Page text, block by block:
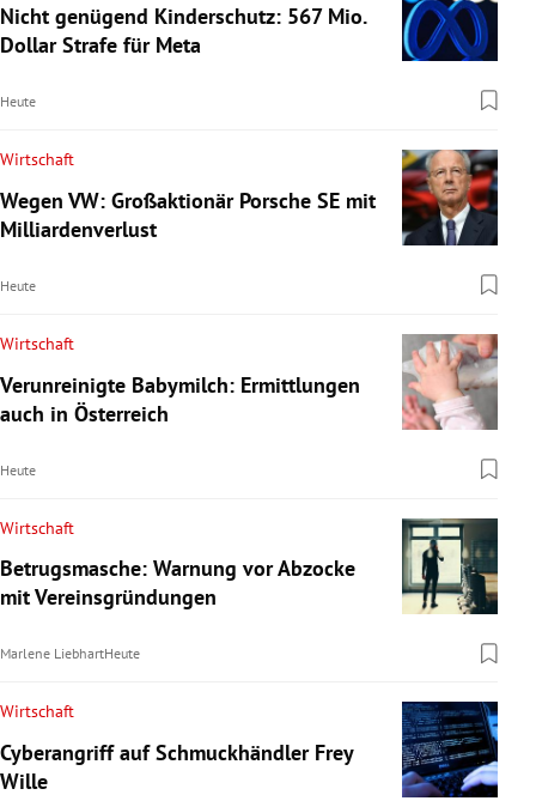
Nicht genügend Kinderschutz: 567 Mio.
Dollar Strafe für Meta
Heute
Wirtschaft
Wegen VW: Großaktionär Porsche SE mit
Milliardenverlust
Heute
Wirtschaft
Verunreinigte Babymilch: Ermittlungen
auch in Österreich
Heute
Wirtschaft
Betrugsmasche: Warnung vor Abzocke
mit Vereinsgründungen
Marlene LiebhartHeute
Wirtschaft
Cyberangriff auf Schmuckhändler Frey
Wille